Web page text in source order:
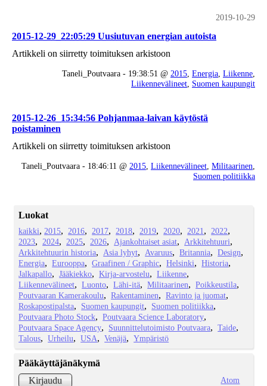
2019-10-29
2015-12-29_22:05:29 Uusiutuvan energian autoista
Artikkeli on siirretty toimituksen arkistoon
Taneli_Poutvaara - 19:38:51 @ 2015, Energia, Liikenne,
Liikennevälineet, Suomen kaupungit
2015-12-26_15:34:56 Pohjanmaa-laivan käytöstä
poistaminen
Artikkeli on siirretty toimituksen arkistoon
Taneli_Poutvaara - 18:46:11 @ 2015 Liikennevälineet Militaarinen
Suomen politiikka
Luokat
kaikki 2015 2016 2017 2018 2019 2020 2021
2022
2023
2024 2025 2026 Ajankohtaiset asiat
Arkkitehtuuri
Arkkitehtuurin historia
Asia lyhyt Avaruus Britannia
Design
Energia
Eurooppa Graafinen / Graphic Helsinki
Historia
Jalkapallo
Jääkiekko Kirja-arvostelu
Liikenne
Liikennevälineet
Luonto Lähi-itä Militaarinen
Poikkeustila
Poutvaaran Kamerakoulu
Rakentaminen
Ravinto ja juomat
Roskapostipalsta
Suomen kaupungit
Suomen politiikka
Poutvaara Photo Stock
Poutvaara Science Laboratory
Poutvaara Space Agency
Suunnittelutoimisto Poutvaara
Taide
Talous
Urheilu USA Venäjä Ympäristö
Pääkäyttäjänäkymä
Kirjaudu
Atom